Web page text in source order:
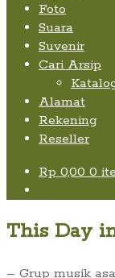
Foto
Suara
Suvenir
Cari Arsip
Alamat
Rekening
Reseller
Rp 0,00 0
This Day
– Grup musik